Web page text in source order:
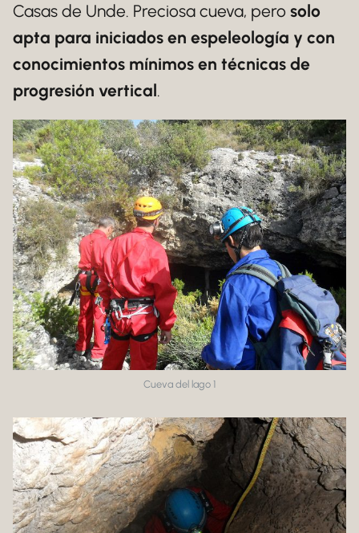
Casas de Unde. Preciosa cueva, pero solo
apta para iniciados en espeleología y con
conocimientos mínimos en técnicas de
progresión vertical.
Cueva del lago 1